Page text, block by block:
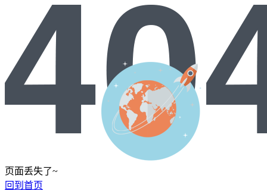
页面丢失了~
回到首页